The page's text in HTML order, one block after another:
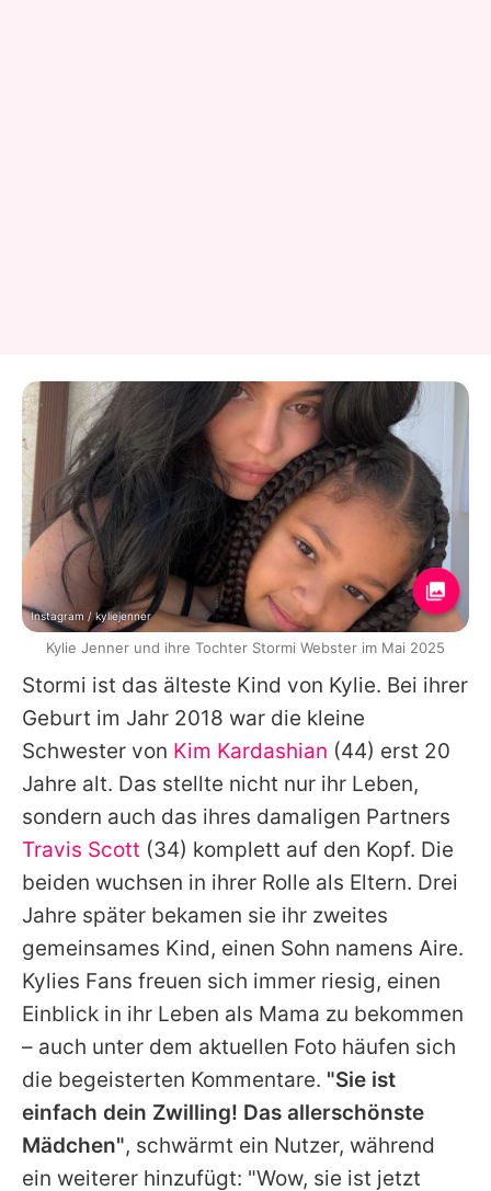
Stormi ist das älteste Kind von Kylie. Bei ihrer
Geburt im Jahr 2018 war die kleine
Schwester von Kim Kardashian (44) erst 20
Jahre alt. Das stellte nicht nur ihr Leben,
sondern auch das ihres damaligen Partners
Travis Scott (34) komplett auf den Kopf. Die
beiden wuchsen in ihrer Rolle als Eltern. Drei
Jahre später bekamen sie ihr zweites
gemeinsames Kind, einen Sohn namens Aire.
Kylies Fans freuen sich immer riesig, einen
Einblick in ihr Leben als Mama zu bekommen
– auch unter dem aktuellen Foto häufen sich
die begeisterten Kommentare. "Sie ist
einfach dein Zwilling! Das allerschönste
Mädchen", schwärmt ein Nutzer, während
ein weiterer hinzufügt: "Wow, sie ist jetzt
Instagram / kyliejenner
Kylie Jenner und ihre Tochter Stormi Webster im Mai 2025